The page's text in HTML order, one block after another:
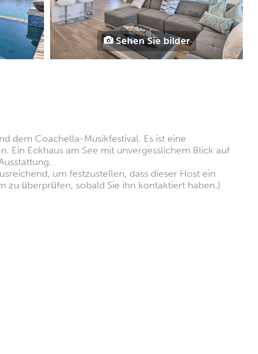
Sehen Sie bilder
dem Coachella-Musikfestival. Es ist eine
Ein Eckhaus am See mit unvergesslichem Blick auf
um festzustellen, dass dieser Host ein
zu überprüfen, sobald Sie ihn kontaktiert haben.)